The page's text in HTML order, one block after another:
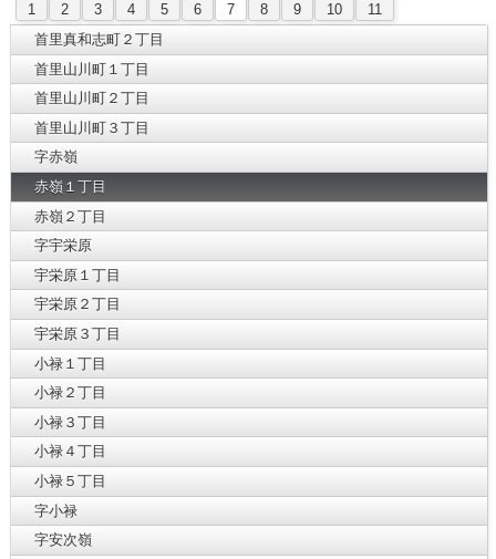
1 2 3 4 5 6 7 8 9 10
11
首里真和志町２丁目
首里山川町１丁目
首里山川町２丁目
首里山川町３丁目
字赤嶺
赤嶺１丁目
赤嶺２丁目
字宇栄原
宇栄原１丁目
宇栄原２丁目
宇栄原３丁目
小禄１丁目
小禄２丁目
小禄３丁目
小禄４丁目
小禄５丁目
字小禄
字安次嶺